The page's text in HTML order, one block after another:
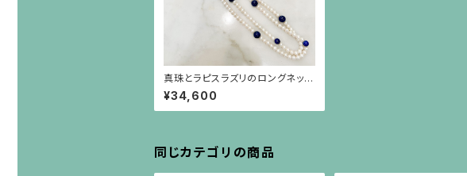
真珠とラピスラズリのロングネック
レス
¥34,600
同じカテゴリの商品